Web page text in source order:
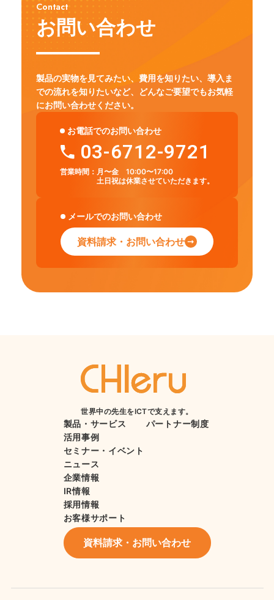
Contact
お問い合わせ
製品の実物を見てみたい、費用を知りたい、導入ま
での流れを知りたいなど、
どんなご要望でもお気軽
にお問い合わせください。
お電話でのお問い合わせ
03-6712-9721
営業時間： 月〜金 10:00〜17:00
土日祝は休業させていただきます。
メールでのお問い合わせ
資料請求・お問い合わせ
世界中の先生をICTで支えます。
製品・サービス
活用事例
セミナー・イベント
ニュース
企業情報
IR情報
採用情報
お客様サポート
パートナー制度
資料請求・お問い合わせ